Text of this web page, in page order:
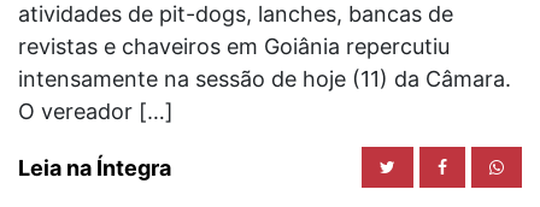
atividades de pit-dogs, lanches, bancas de
revistas e chaveiros em Goiânia repercutiu
intensamente na sessão de hoje (11) da Câmara.
O vereador […]
Leia na Íntegra